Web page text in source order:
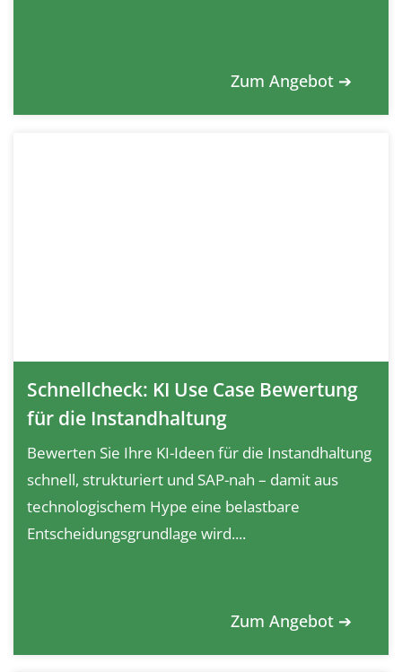
Zum Angebot ➔
Schnellcheck: KI Use Case Bewertung
für die Instandhaltung
Bewerten Sie Ihre KI-Ideen für die Instandhaltung
schnell, strukturiert und SAP-nah – damit aus
technologischem Hype eine belastbare
Entscheidungsgrundlage wird....
Zum Angebot ➔